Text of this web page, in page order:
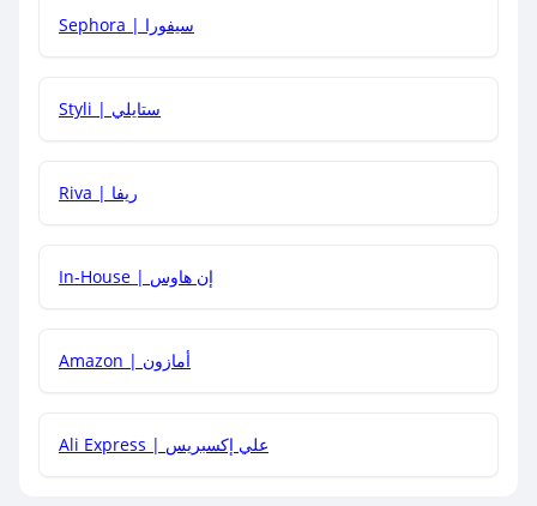
هل يمكنني جمع كود خصم مع العروض الأخرى؟
Sephora | سيفورا
Styli | ستايلي
Riva | ريفا
In-House | إن هاوس
Amazon | أمازون
Ali Express | علي إكسبريس